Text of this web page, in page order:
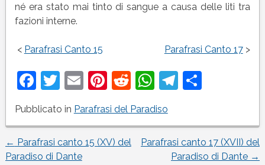
né era stato mai tinto di sangue a causa delle liti tra
fazioni interne.
< Parafrasi Canto 15 Parafrasi Canto 17>
Facebook
Twitter
EmailPinterest
Reddit
WhatsApp
Telegram
Pubblicato in Parafrasi del Paradiso
Navigazione
← Parafrasi canto 15 (XV) del
Paradiso di Dante
Parafrasi canto 17 (XVII) del
Paradiso di Dante →